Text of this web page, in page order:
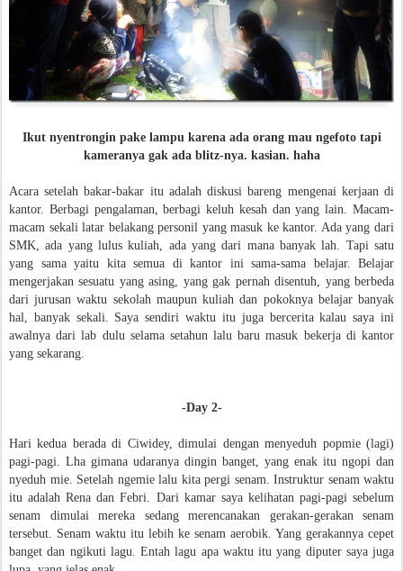
Ikut nyentrongin pake lampu karena ada orang mau ngefoto tapi
kameranya gak ada blitz-nya. kasian. haha
Acara setelah bakar-bakar itu adalah diskusi bareng mengenai kerjaan di
kantor. Berbagi pengalaman, berbagi keluh kesah dan yang lain. Macam-
macam sekali latar belakang personil yang masuk ke kantor. Ada yang dari
SMK, ada yang lulus kuliah, ada yang dari mana banyak lah. Tapi satu
yang sama yaitu kita semua di kantor ini sama-sama belajar. Belajar
mengerjakan sesuatu yang asing, yang gak pernah disentuh, yang berbeda
dari jurusan waktu sekolah maupun kuliah dan pokoknya belajar banyak
hal, banyak sekali. Saya sendiri waktu itu juga bercerita kalau saya ini
awalnya dari lab dulu selama setahun lalu baru masuk bekerja di kantor
yang sekarang.
-Day 2-
Hari kedua berada di Ciwidey, dimulai dengan menyeduh popmie (lagi)
pagi-pagi. Lha gimana udaranya dingin banget, yang enak itu ngopi dan
nyeduh mie. Setelah ngemie lalu kita pergi senam. Instruktur senam waktu
itu adalah Rena dan Febri. Dari kamar saya kelihatan pagi-pagi sebelum
senam dimulai mereka sedang merencanakan gerakan-gerakan senam
tersebut. Senam waktu itu lebih ke senam aerobik. Yang gerakannya cepet
banget dan ngikuti lagu. Entah lagu apa waktu itu yang diputer saya juga